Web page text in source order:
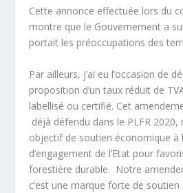
Cette annonce effectuée lors du
montre que le Gouvernement a
portait les préoccupations des
Par ailleurs, j’ai eu l’occasion de
proposition d’un taux réduit de
labellisé ou certifié. Cet
déjà défendu dans le PLFR
objectif de soutien économique à
d’engagement de l’Etat pour
forestière durable. Notre
c’est une marque forte de